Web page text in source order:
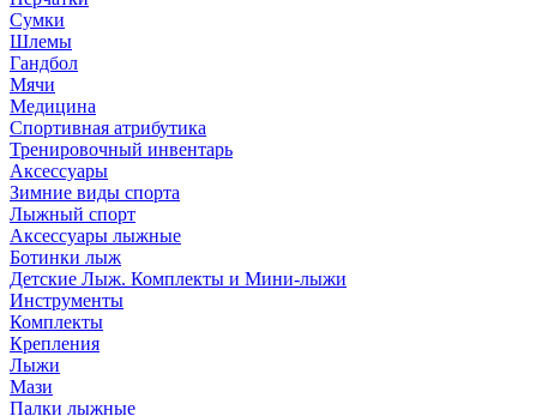
Сумки
Шлемы
Гандбол
Мячи
Медицина
Спортивная атрибутика
Тренировочный инвентарь
Аксессуары
Зимние виды спорта
Лыжный спорт
Аксессуары лыжные
Ботинки лыж
Детские Лыж. Комплекты и Мини-лыжи
Инструменты
Комплекты
Крепления
Лыжи
Мази
Палки лыжные